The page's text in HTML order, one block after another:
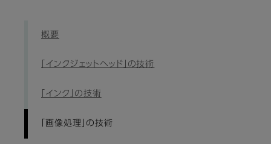
概要
「インクジェットヘッド」の技術
「インク」の技術
「画像処理」の技術